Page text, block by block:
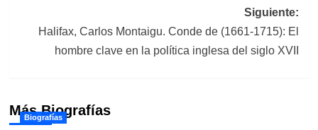
Siguiente:
Halifax, Carlos Montaigu. Conde de (1661-1715): El
hombre clave en la política inglesa del siglo XVII
Más Biografías
Biografías